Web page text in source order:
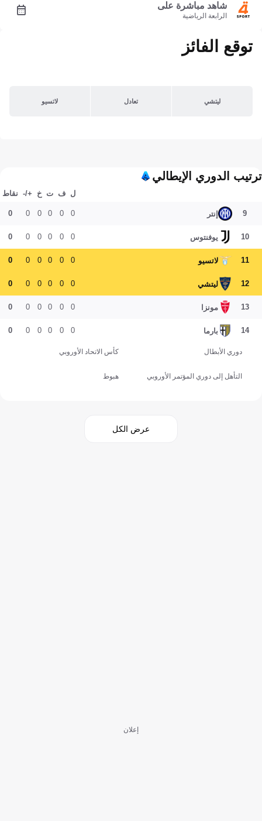
شاهد مباشرة على
الرابعة الرياضية
توقع الفائز
ليتشي تعادل لاتسيو
ترتيب الدوري الإيطالي
ل ف ت خ +/- نقاط
9 إنتر 0
0
0
0
0
0
10 يوفنتوس 0
0
0
0
0
0
11 لاتسيو 0
0
0
0
0
0
12 ليتشي 0
0
0
0
0
0
13 مونزا 0
0
0
0
0
0
14 بارما 0
0
0
0
0
0
دوري الأبطال كأس الاتحاد الأوروبي
التأهل إلى دوري المؤتمر الأوروبي هبوط
عرض الكل
إعلان